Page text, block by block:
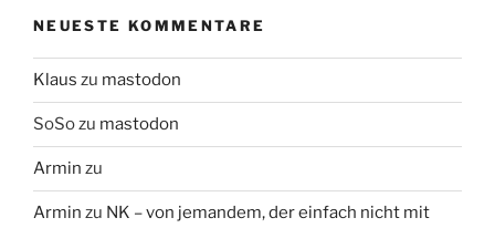
NEUESTE KOMMENTARE
Klaus zu mastodon
SoSozu mastodon
Armin zu
Armin zu NK – von jemandem, der einfach nicht mit